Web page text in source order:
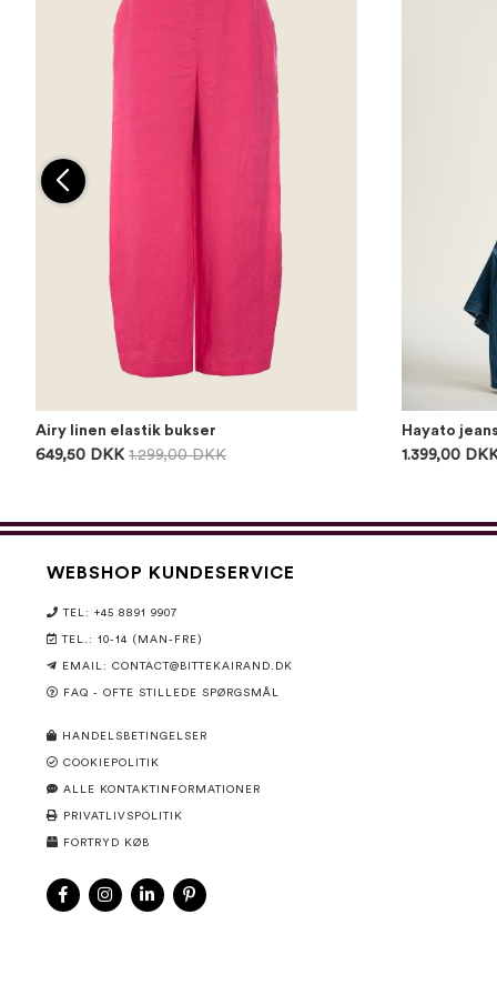
Airy linen elastik bukser
649,50 DKK 1.299,00 DKK
Hayato
1.399,00
WEBSHOP KUNDESERVICE
TEL: +45 8891 9907
TEL.: 10-14 (MAN-FRE)
EMAIL: CONTACT@BITTEKAIRAND.DK
FAQ - OFTE STILLEDE SPØRGSMÅL
HANDELSBETINGELSER
COOKIEPOLITIK
ALLE KONTAKTINFORMATIONER
PRIVATLIVSPOLITIK
FORTRYD KØB